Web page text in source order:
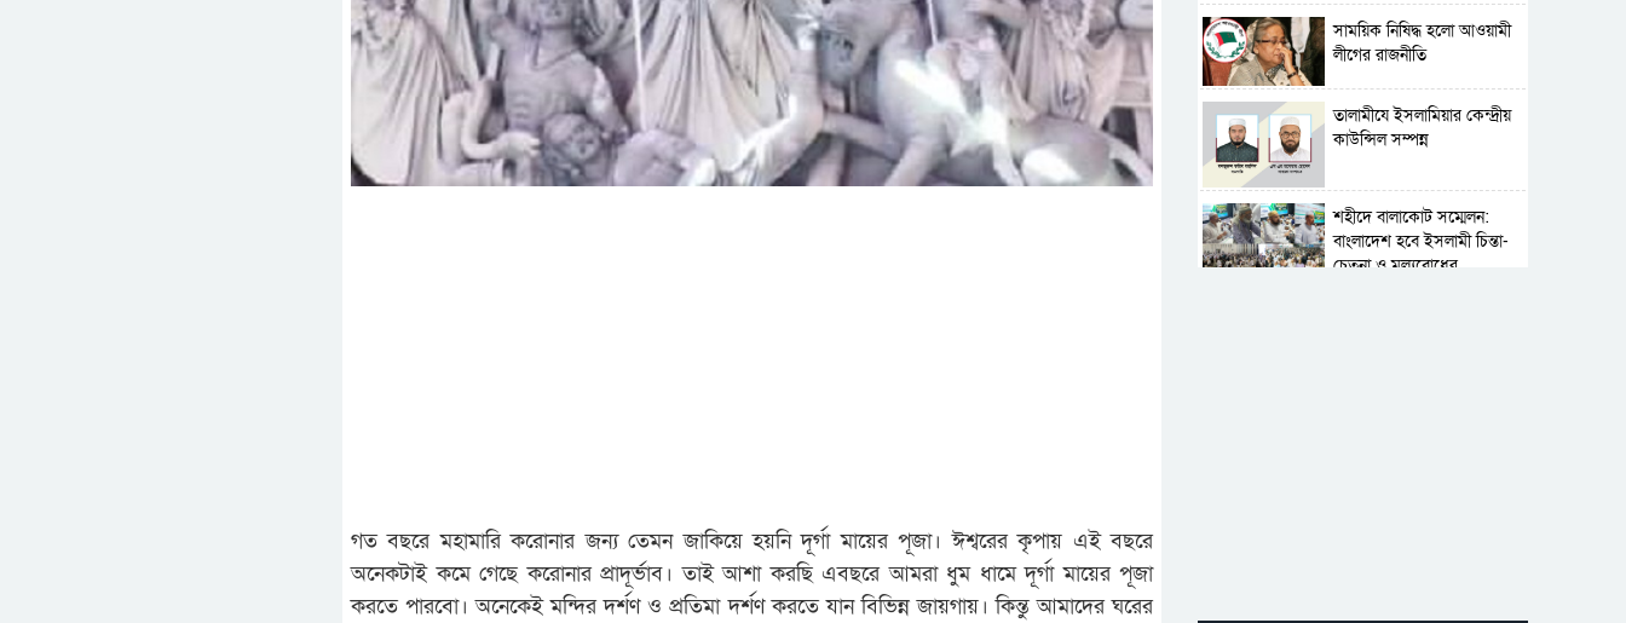
গত বছরে মহামারি করোনার জন‍্য তেমন জাকিয়ে হয়নি দূর্গা মায়ের পূজা। ঈশ্বরের কৃপায় এই বছরে
অনেকটাই কমে গেছে করোনার প্রাদূর্ভাব। তাই আশা করছি এবছরে আমরা ধুম ধামে দূর্গা মায়ের পূজা
করতে পারবো। অনেকেই মন্দির দর্শণ ও প্রতিমা দর্শণ করতে যান বিভিন্ন জায়গায়। কিন্তু আমাদের ঘরের
সাময়িক নিষিদ্ধ হলো আওয়ামী
লীগের রাজনীতি
‎তালামীযে ইসলামিয়ার কেন্দ্রীয়
কাউন্সিল সম্পন্ন
শহীদে বালাকোট সম্মেলন:
বাংলাদেশ হবে ইসলামী চিন্তা-
চেতনা ও মূল্যবোধের